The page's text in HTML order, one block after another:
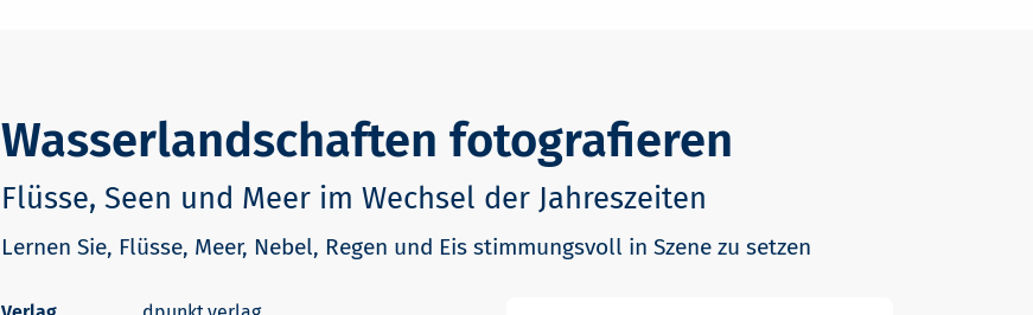
Wasserlandschaften fotografieren
Flüsse, Seen und Meer im Wechsel der Jahreszeiten
Lernen Sie, Flüsse, Meer, Nebel, Regen und Eis stimmungsvoll in Szene zu setzen